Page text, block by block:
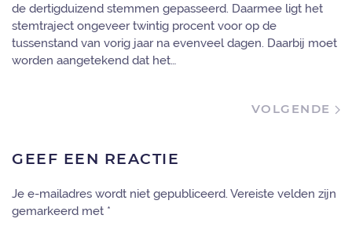
de dertigduizend stemmen gepasseerd. Daarmee ligt het
stemtraject ongeveer twintig procent voor op de
tussenstand van vorig jaar na evenveel dagen. Daarbij moet
worden aangetekend dat het…
VOLGENDE
GEEF EEN REACTIE
Je e-mailadres wordt niet gepubliceerd. Vereiste velden zijn
gemarkeerd met *